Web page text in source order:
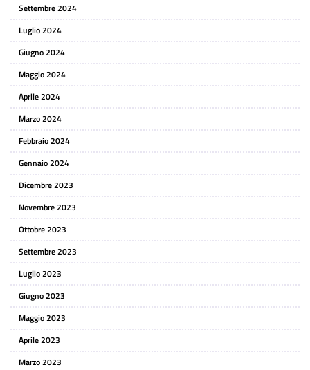
Settembre 2024
Luglio 2024
Giugno 2024
Maggio 2024
Aprile 2024
Marzo 2024
Febbraio 2024
Gennaio 2024
Dicembre 2023
Novembre 2023
Ottobre 2023
Settembre 2023
Luglio 2023
Giugno 2023
Maggio 2023
Aprile 2023
Marzo 2023